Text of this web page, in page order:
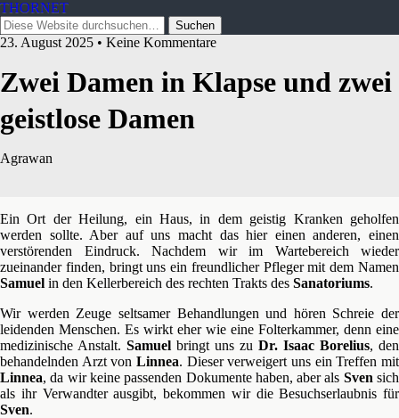
THORNET
23. August 2025 • Keine Kommentare
Zwei Damen in Klapse und zwei
geistlose Damen
Agrawan
Ein Ort der Heilung, ein Haus, in dem geistig Kranken geholfen
werden sollte. Aber auf uns macht das hier einen anderen, einen
verstörenden Eindruck. Nachdem wir im Wartebereich wieder
zueinander finden, bringt uns ein freundlicher Pfleger mit dem Namen
Samuel in den Kellerbereich des rechten Trakts des Sanatoriums.
Wir werden Zeuge seltsamer Behandlungen und hören Schreie der
leidenden Menschen. Es wirkt eher wie eine Folterkammer, denn eine
medizinische Anstalt. Samuel bringt uns zu Dr. Isaac Borelius, den
behandelnden Arzt von Linnea. Dieser verweigert uns ein Treffen mit
Linnea, da wir keine passenden Dokumente haben, aber als Sven sich
als ihr Verwandter ausgibt, bekommen wir die Besuchserlaubnis für
Sven.